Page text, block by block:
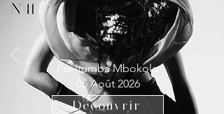
Par Itumba Mbokolo
05 Août 2026
Découvrir